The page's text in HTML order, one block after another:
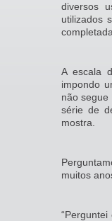
diversos
utilizados
A escala
impondo
não
série de
mostra.
muitos